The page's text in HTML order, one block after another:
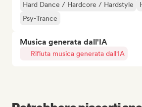
Hard Dance / Hardcore / Hardstyle
Psy-Trance
Musica generata dall'IA
Rifiuta musica generata dall'IA